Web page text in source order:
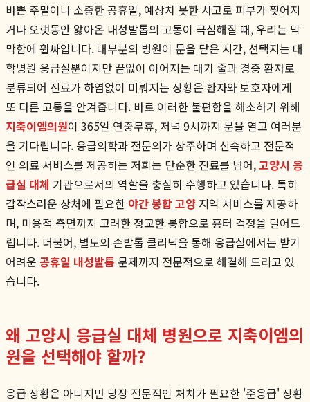
바쁜 주말이나 소중한 공휴일, 예상치 못한 사고로 피부가 찢어지
거나 오랫동안 앓아온 내성발톱의 고통이 극심해질 때, 우리는 막
막함에 휩싸입니다. 대부분의 병원이 문을 닫은 시간, 선택지는 대
학병원 응급실뿐이지만 끝없이 이어지는 대기 줄과 경증 환자로
분류되어 진료가 하염없이 미뤄지는 상황은 환자와 보호자에게
또 다른 고통을 안겨줍니다. 바로 이러한 불편함을 해소하기 위해
지축이엠의원이 365일 연중무휴, 저녁 9시까지 문을 열고 여러분
을 기다립니다. 응급의학과 전문의가 상주하며 신속하고 전문적
인 의료 서비스를 제공하는 저희는 단순한 진료를 넘어,고양시 응
급실 대체 기관으로서의 역할을 충실히 수행하고 있습니다. 특히
갑작스러운 상처에 필요한 야간 봉합 고양 지역 서비스를 제공하
며, 미용적 측면까지 고려한 정교한 봉합으로 흉터 걱정을 덜어드
립니다. 더불어, 별도의 손발톱 클리닉을 통해 응급실에서는 받기
어려운 공휴일 내성발톱 문제까지 전문적으로 해결해 드리고 있
습니다.
왜 고양시 응급실 대체 병원으로 지축이엠의
원을 선택해야 할까?
응급 상황은 아니지만 당장 전문적인 처치가 필요한 '준응급' 상황